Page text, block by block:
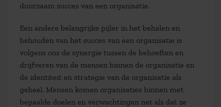
duurzaam succes van een organisatie.
Een andere belangrijke pijler in het behalen en
behouden van het succes van een organisatie is
volgens ons de synergie tussen de behoeften en
drijfveren van de mensen binnen de organisatie en
de identiteit en strategie van de organisatie als
geheel. Mensen komen organisaties binnen met
bepaalde doelen en verwachtingen net als dat ze